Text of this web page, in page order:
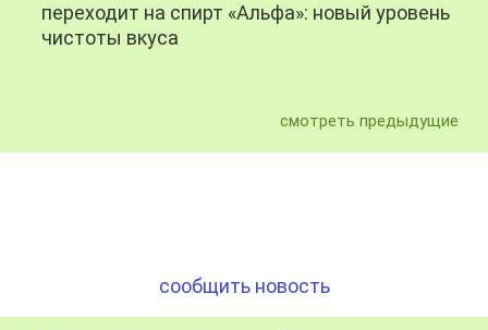
переходит на спирт «Альфа»: новый уровень
чистоты вкуса
смотреть предыдущие
сообщить новость